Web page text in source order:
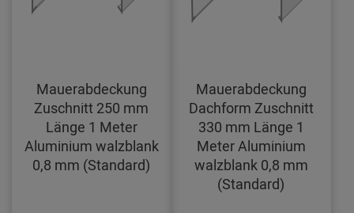
Mauerabdeckung
Zuschnitt 250 mm
Länge 1 Meter
Aluminium walzblank
0,8 mm (Standard)
Mauerabdeckung
Dachform Zuschnitt
330 mm Länge 1
Meter Aluminium
walzblank 0,8 mm
(Standard)